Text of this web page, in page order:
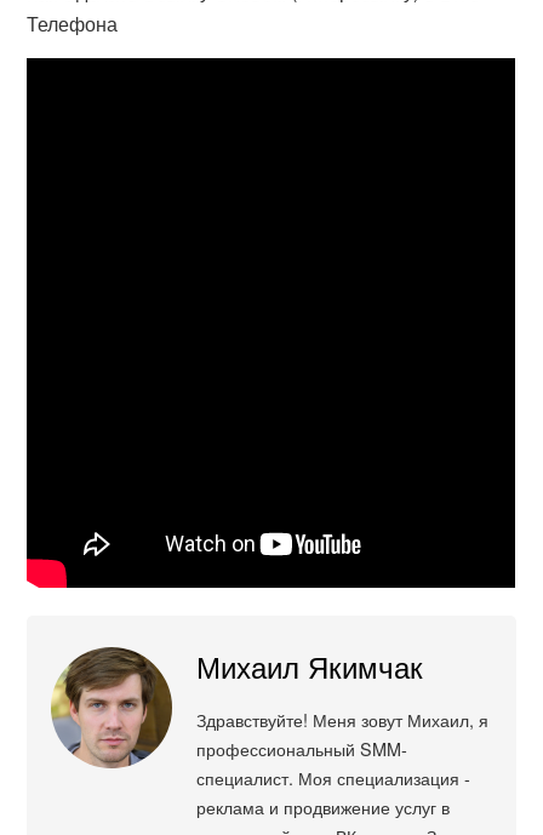
Телефона
Михаил Якимчак
Здравствуйте! Меня зовут Михаил, я
профессиональный SMM-
специалист. Моя специализация -
реклама и продвижение услуг в